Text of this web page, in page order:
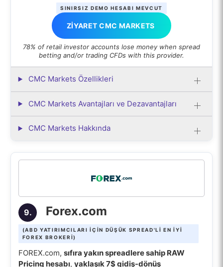
SINIRSIZ DEMO HESABI MEVCUT
ZIYARET CMC MARKETS
78% of retail investor accounts lose money when spread
betting and/or trading CFDs with this provider.
CMC Markets Özellikleri
CMC Markets Avantajları ve Dezavantajları
CMC Markets Hakkında
9. Forex.com
(ABD YATIRIMCILARI IÇIN DÜŞÜK SPREAD'LI EN IYI
FOREX BROKERI)
FOREX.com, sıfıra yakın spreadlere sahip RAW
Pricing hesabı, yaklaşık 7$ gidiş-dönüş